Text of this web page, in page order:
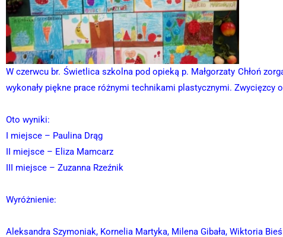
W czerwcu br. Świetlica szkolna pod opieką p. Małgorzaty Chłoń
wykonały piękne prace różnymi technikami plastycznymi. Zwycięzcy
Oto wyniki:
I miejsce – Paulina Drąg
II miejsce – Eliza Mamcarz
III miejsce – Zuzanna Rzeźnik
Wyróżnienie:
Aleksandra Szymoniak, Kornelia Martyka, Milena Gibała, Wiktoria